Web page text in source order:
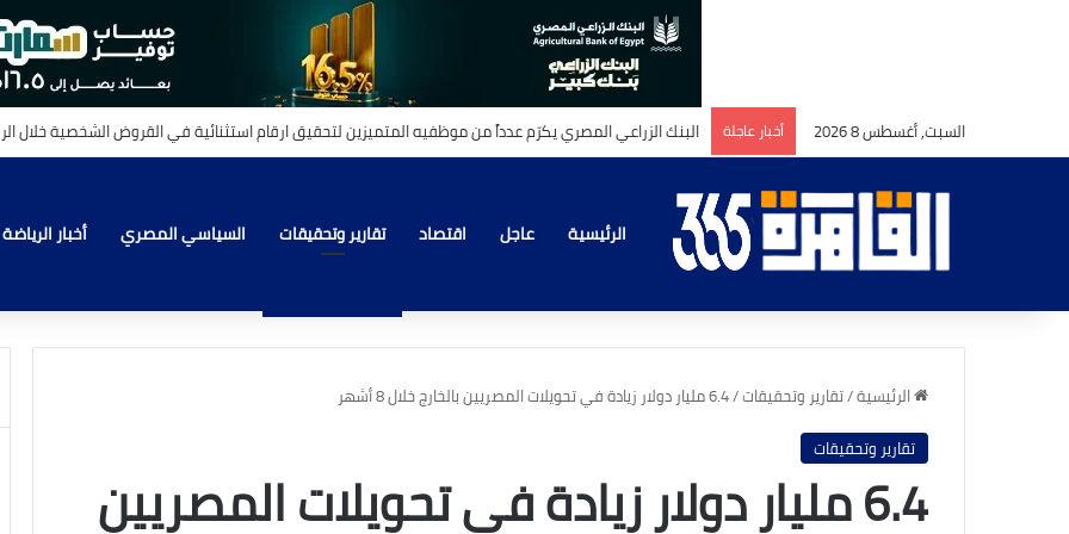
السبت, أغسطس 8 2026 أخبار عاجلة
الرئيسية عاجل اقتصاد تقارير وتحقيقات السياسي المصري أخبار الرياضة
الرئيسية/تقارير وتحقيقات/6.4 مليار دولار زيادة في تحويلات المصريين بالخارج خلال 8 أشهر
تقارير وتحقيقات
6.4 مليار دولار زيادة في تحويلات المصريين